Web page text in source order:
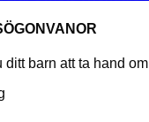
ditt barn att ta hand